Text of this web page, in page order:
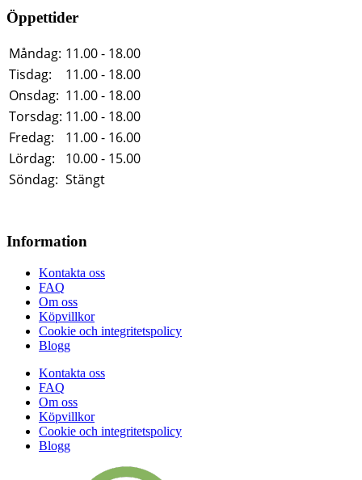
Öppettider
Måndag: 11.00 - 18.00
Tisdag:
11.00 - 18.00
Onsdag: 11.00 - 18.00
Torsdag: 11.00 - 18.00
Fredag:
11.00 - 16.00
Lördag:
10.00 - 15.00
Söndag: Stängt
Information
Kontakta oss
FAQ
Om oss
Köpvillkor
Cookie och integritetspolicy
Blogg
Kontakta oss
FAQ
Om oss
Köpvillkor
Cookie och integritetspolicy
Blogg